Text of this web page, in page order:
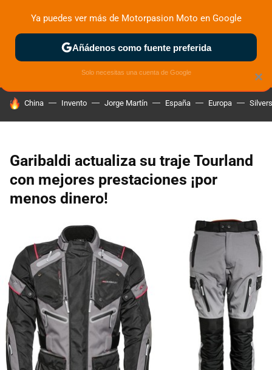
ZONA DE PRUEBAS DEPORTIVAS MOTOS ELÉCTRICAS
HOY SE HABLA DE
China Invento Jorge Martín España Europa
Garibaldi actualiza su traje Tourland
con mejores prestaciones ¡por
menos dinero!
×
Ya puedes ver más de Motorpasion Moto en Google
Añádenos como fuente preferida
Solo necesitas una cuenta de Google